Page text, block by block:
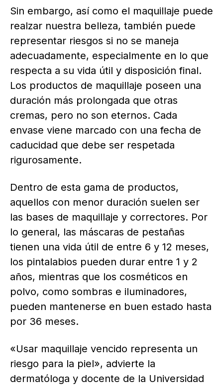
Sin embargo, así como el maquillaje puede
realzar nuestra belleza, también puede
representar riesgos si no se maneja
adecuadamente, especialmente en lo que
respecta a su vida útil y disposición final.
Los productos de maquillaje poseen una
duración más prolongada que otras
cremas, pero no son eternos. Cada
envase viene marcado con una fecha de
caducidad que debe ser respetada
rigurosamente.
Dentro de esta gama de productos,
aquellos con menor duración suelen ser
las bases de maquillaje y correctores. Por
lo general, las máscaras de pestañas
tienen una vida útil de entre 6 y 12 meses,
los pintalabios pueden durar entre 1 y 2
años, mientras que los cosméticos en
polvo, como sombras e iluminadores,
pueden mantenerse en buen estado hasta
por 36 meses.
«Usar maquillaje vencido representa un
riesgo para la piel», advierte la
dermatóloga y docente de la Universidad